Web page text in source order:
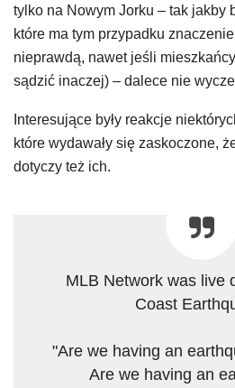
tylko na Nowym Jorku – tak jakby
które ma tym przypadku
nieprawdą, nawet jeśli
sądzić inaczej) – dalece nie
Interesujące były reakcje
które wydawały się zaskoczone,
dotyczy też ich.
MLB Network was live
Coast
"Are we having an
Are we having an